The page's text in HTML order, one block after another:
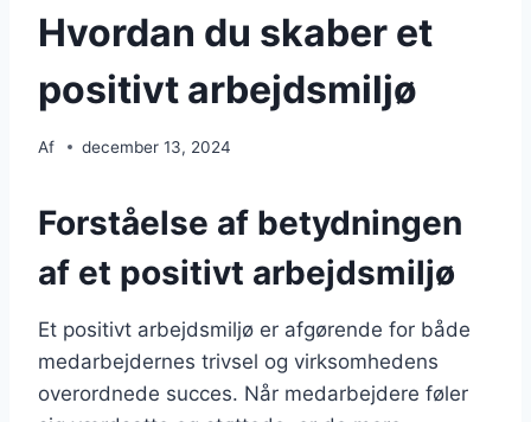
Hvordan du skaber et
positivt arbejdsmiljø
Af december 13, 2024
Forståelse af betydningen
af et positivt arbejdsmiljø
Et positivt arbejdsmiljø er afgørende for både
medarbejdernes trivsel og virksomhedens
overordnede succes. Når medarbejdere føler